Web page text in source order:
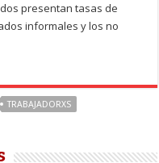
presentan tasas de
informales y los no
TRABAJADORXS